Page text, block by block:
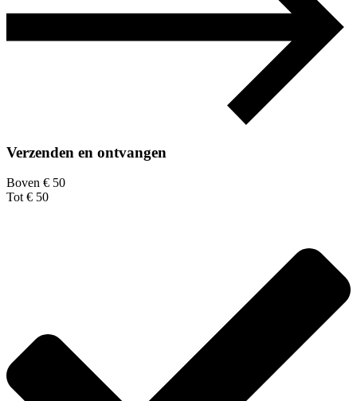
Verzenden en ontvangen
Boven € 50
Tot € 50